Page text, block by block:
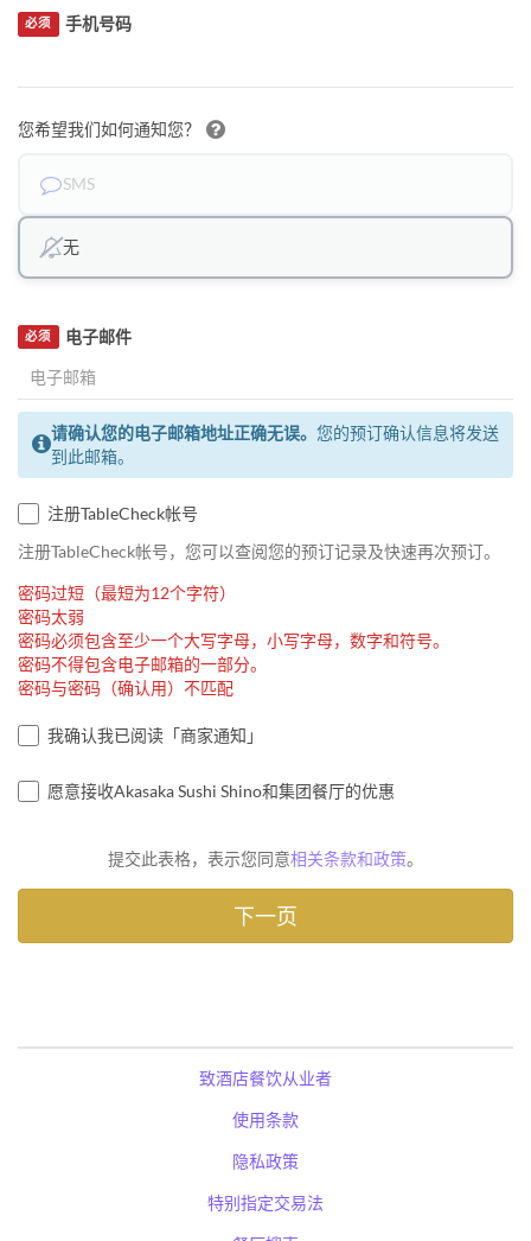
手机号码
必须
您希望我们如何通知您？
SMS
无
电子邮件
必须
请确认您的电子邮箱地址正确无误。 您的预订确认信息将发送
到此邮箱。
注册TableCheck帐号
注册TableCheck帐号，您可以查阅您的预订记录及快速再次预订。
密码过短（最短为12个字符）
密码太弱
密码必须包含至少一个大写字母，小写字母，数字和符号。
密码不得包含电子邮箱的一部分。
密码与密码（确认用）不匹配
我确认我已阅读「商家通知」
愿意接收Akasaka Sushi Shino和集团餐厅的优惠
提交此表格，表示您同意相关条款和政策。
致酒店餐饮从业者
使用条款
隐私政策
特别指定交易法